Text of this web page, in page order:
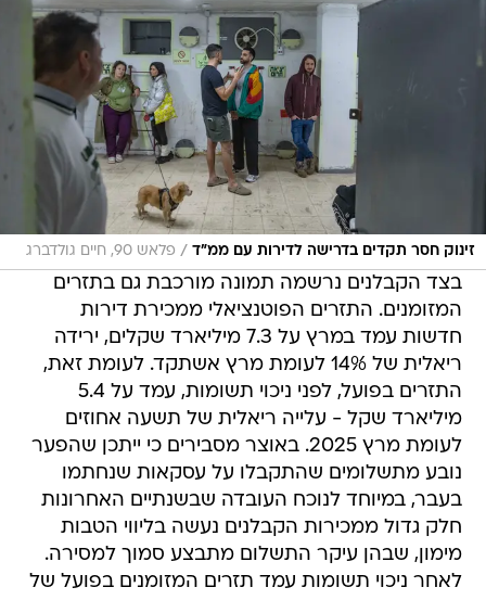
זינוק חסר תקדים בדרישה לדירות עם ממ"ד / פלאש 90, חיים גולדברג
בצד הקבלנים נרשמה תמונה מורכבת גם בתזרים
המזומנים. התזרים הפוטנציאלי ממכירת דירות
חדשות עמד במרץ על 7.3 מיליארד שקלים, ירידה
ריאלית של 14% לעומת מרץ אשתקד. לעומת זאת,
התזרים בפועל, לפני ניכוי תשומות, עמד על 5.4
מיליארד שקל - עלייה ריאלית של תשעה אחוזים
לעומת מרץ 2025. באוצר מסבירים כי ייתכן שהפער
נובע מתשלומים שהתקבלו על עסקאות שנחתמו
בעבר, במיוחד לנוכח העובדה שבשנתיים האחרונות
חלק גדול ממכירות הקבלנים נעשה בליווי הטבות
מימון, שבהן עיקר התשלום מתבצע סמוך למסירה.
לאחר ניכוי תשומות עמד תזרים המזומנים בפועל של